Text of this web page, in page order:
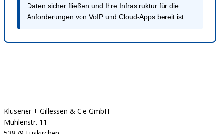
Daten sicher fließen und Ihre Infrastruktur für die
Anforderungen von VoIP und Cloud-Apps bereit ist.
Klüsener + Gillessen & Cie GmbH
Mühlenstr. 11